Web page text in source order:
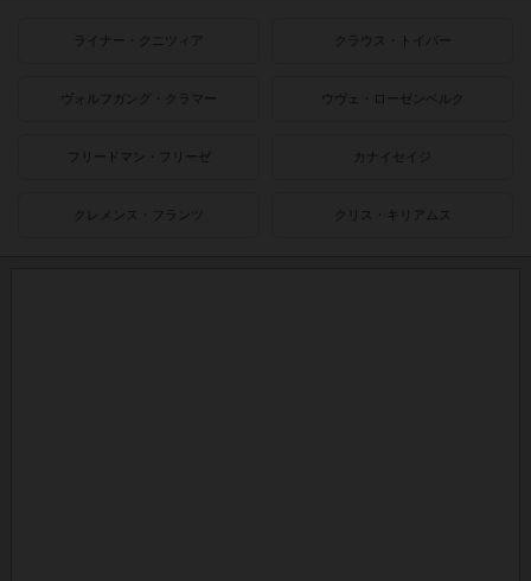
ライナー・クニツィア クラウス・トイバー
ヴォルフガング・クラマー ウヴェ・ローゼンベルク
フリードマン・フリーゼ カナイセイジ
クレメンス・フランツ クリス・キリアムス